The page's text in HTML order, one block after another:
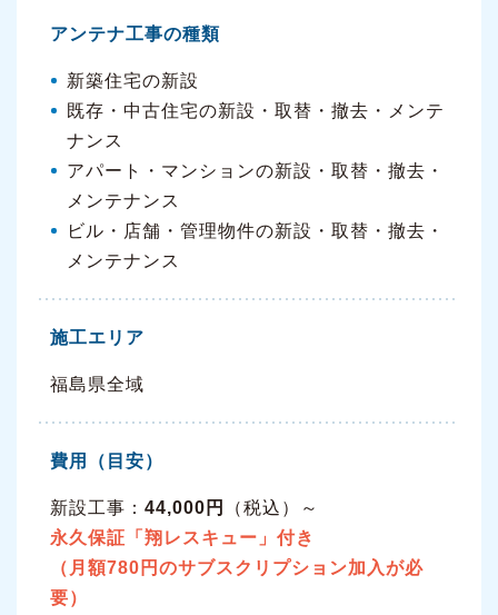
アンテナ工事の種類
新築住宅の新設
既存・中古住宅の新設・取替・撤去・メンテ
ナンス
アパート・マンションの新設・取替・撤去・
メンテナンス
ビル・店舗・管理物件の新設・取替・撤去・
メンテナンス
施工エリア
福島県全域
費用（目安）
新設工事： 44,000円
（税込）～
永久保証「翔レスキュー」付き
（月額780円のサブスクリプション加入が必
要）